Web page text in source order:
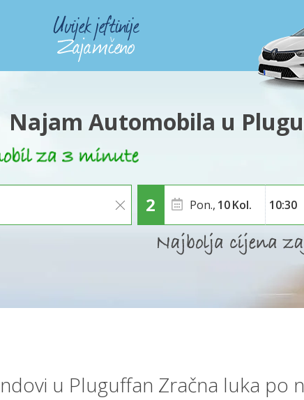
Najam Automobila u
Pon., 10Kol.
u Pluguffan Zračna luka po